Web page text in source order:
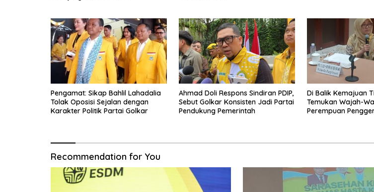
Pengamat: Sikap Bahlil Lahadalia
Tolak Oposisi Sejalan dengan
Karakter Politik Partai Golkar
Ahmad Doli Respons Sindiran PDIP,
Sebut Golkar Konsisten Jadi Partai
Pendukung Pemerintah
Di Balik Kemajuan
Temukan Wajah-
Perempuan
Recommendation for You